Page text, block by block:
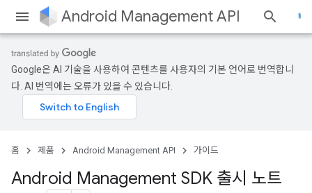
Android Management API
Google은 AI 기술을 사용하여 콘텐츠를 사용자의 기본 언어로 번역합니
다. AI 번역에는 오류가 있을 수 있습니다.
홈 제품 Android Management API 가이드
Android Management SDK 출시 노트